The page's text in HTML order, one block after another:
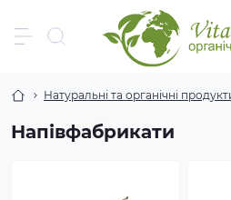
Натуральні та органічні
Напівфабрикати